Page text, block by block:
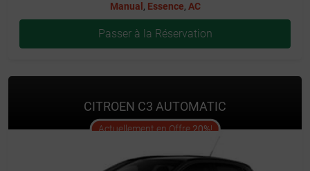
Manual , Essence, AC
Passer à la Réservation
CITROEN C3 AUTOMATIC
Actuellement en Offre20%!offer